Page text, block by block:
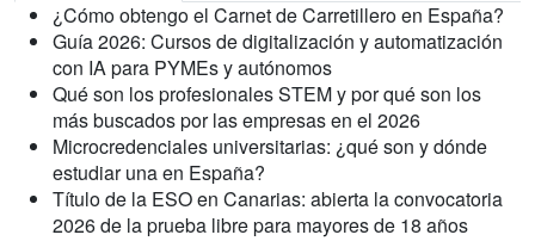
¿Cómo obtengo el Carnet de Carretillero en España?
Guía 2026: Cursos de digitalización y automatización
con IA para PYMEs y autónomos
Qué son los profesionales STEM y por qué son los
más buscados por las empresas en el 2026
Microcredenciales universitarias: ¿qué son y dónde
estudiar una en España?
Título de la ESO en Canarias: abierta la convocatoria
2026 de la prueba libre para mayores de 18 años